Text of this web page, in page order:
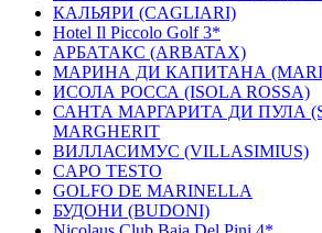
КАЛЬЯРИ (CAGLIARI)
Hotel Il Piccolo Golf 3*
АРБАТАКС (ARBATAX)
МАРИНА ДИ КАПИТАНА
ИCОЛА РОССА (ISOLA ROSSA)
САНТА МАРГАРИТА ДИ ПУЛА
MARGHERIT
ВИЛЛАСИМУС (VILLASIMIUS)
CAPO TESTO
GOLFO DE MARINELLA
БУДОНИ (BUDONI)